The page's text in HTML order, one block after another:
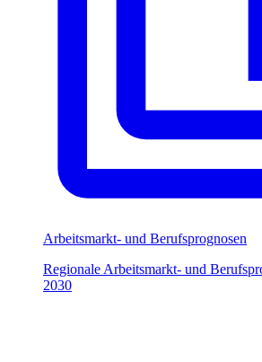
Arbeitsmarkt- und Berufsprognosen
Regionale Arbeitsmarkt- und
2030